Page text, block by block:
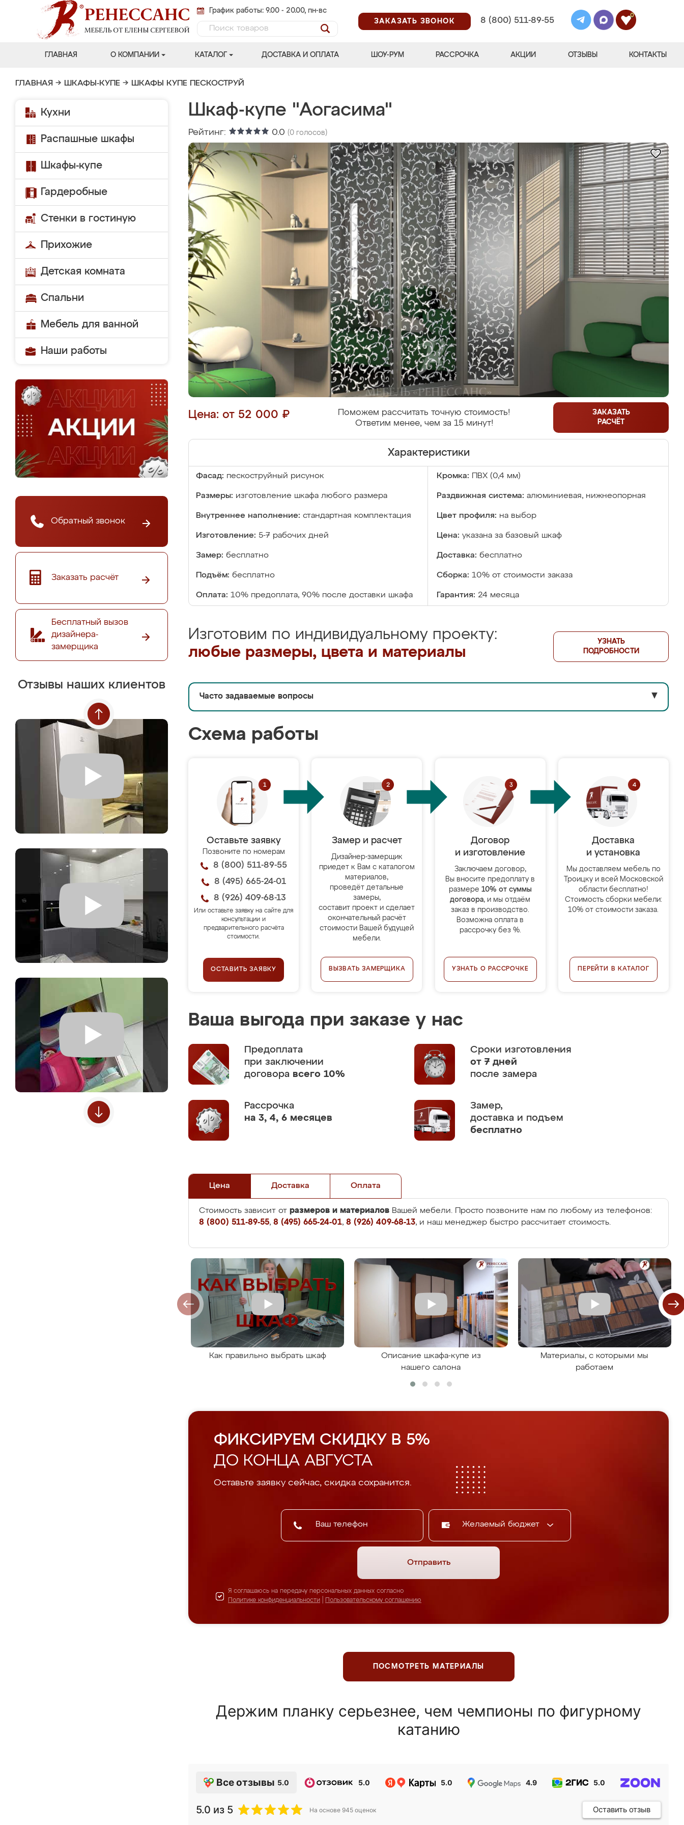
График работы: 9.00 - 20.00, пн-вс
ЗАКАЗАТЬ ЗВОНОК
8 (800) 511-89-55
0
ГЛАВНАЯ О КОМПАНИИ КАТАЛОГ ДОСТАВКА И ОПЛАТА ШОУ-РУМ РАССРОЧКА АКЦИИ ОТЗЫВЫ КОНТАКТЫ
ГЛАВНАЯ → ШКАФЫ-КУПЕ → ШКАФЫ КУПЕ ПЕСКОСТРУЙ
Кухни
Распашные шкафы
Шкафы-купе
Гардеробные
Стенки в гостиную
Прихожие
Детская комната
Спальни
Мебель для ванной
Наши работы
Обратный звонок
Заказать расчёт
Бесплатный вызов
дизайнера-
замерщика
Отзывы наших клиентов
Шкаф-купе "Аогасима"
Рейтинг: 0.0 (0 голосов)
Цена: от 52 000 ₽
Поможем рассчитать точную стоимость!
Ответим менее, чем за 15 минут!
ЗАКАЗАТЬ
РАСЧЁТ
Характеристики
Фасад: пескоструйный рисунок Кромка: ПВХ (0,4 мм)
Размеры: изготовление шкафа любого размера Раздвижная система: алюминиевая, нижнеопорная
Внутреннее наполнение: стандартная комплектация Цвет профиля: на выбор
Изготовление: 5-7 рабочих дней Цена: указана за базовый шкаф
Замер: бесплатно Доставка: бесплатно
Подъём: бесплатно Сборка: 10% от стоимости заказа
Оплата: 10% предоплата, 90% после доставки шкафа Гарантия: 24 месяца
Изготовим по индивидуальному проекту:
любые размеры, цвета и материалы
УЗНАТЬ
ПОДРОБНОСТИ
Часто задаваемые вопросы ▼
Схема работы
Оставьте заявку
Позвоните по номерам
8 (800) 511-89-55
8 (495) 665-24-01
8 (926) 409-68-13
Или оставьте заявку на сайте для
консультации и
предварительного расчёта
стоимости.
ОСТАВИТЬ ЗАЯВКУ
Замер и расчет
Дизайнер-замерщик
приедет к Вам с каталогом
материалов,
проведёт детальные
замеры,
составит проект и сделает
окончательный расчёт
стоимости Вашей будущей
мебели.
ВЫЗВАТЬ ЗАМЕРЩИКА
Договор
и изготовление
Заключаем договор,
Вы вносите предоплату в
размере 10% от суммы
договора, и мы отдаём
заказ в производство.
Возможна оплата в
рассрочку без %.
УЗНАТЬ О РАССРОЧКЕ
Доставка
и установка
Мы доставляем мебель по
Троицку и всей Московской
области бесплатно!
Стоимость сборки мебели:
10% от стоимости заказа.
ПЕРЕЙТИ В КАТАЛОГ
Ваша выгода при заказе у нас
Предоплата
при заключении
договора всего 10%
Сроки изготовления
от 7 дней
после замера
Рассрочка
на 3, 4, 6 месяцев
Замер,
доставка и подъем
бесплатно
Цена Доставка Оплата
Стоимость зависит от размеров и материалов Вашей мебели. Просто позвоните нам по любому из телефонов:
8 (800) 511-89-55, 8 (495) 665-24-01, 8 (926) 409-68-13, и наш менеджер быстро рассчитает стоимость.
Как правильно выбрать шкаф
Описание шкафа-купе из
нашего салона
Материалы, с которыми мы
работаем
ФИКСИРУЕМ СКИДКУ В 5%
ДО КОНЦА АВГУСТА
Оставьте заявку сейчас, скидка сохранится.
Желаемый бюджет
Отправить
Я соглашаюсь на передачу персональных данных согласно
Политике конфиденциальности
Пользовательскому соглашению
ПОСМОТРЕТЬ МАТЕРИАЛЫ
Держим планку серьезнее, чем чемпионы по фигурному
катанию
Все отзывы 5.0 5.0 5.0 4.9 5.0
5.0 из 5 На основе 945 оценок Оставить отзыв